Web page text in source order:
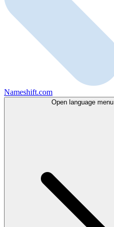
Nameshift.com
Open language menu